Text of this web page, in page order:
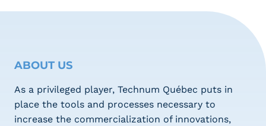
ABOUT US
As a privileged player, Technum Québec puts in
place the tools and processes necessary to
increase the commercialization of innovations,